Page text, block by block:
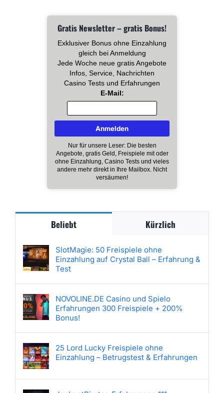
Gratis Newsletter – gratis Bonus!
Exklusiver Bonus ohne Einzahlung
gleich bei Anmeldung
Jede Woche neue gratis Angebote
Infos, Service, Nachrichten
Casino Tests und Erfahrungen
E-Mail:
Nur für unsere Leser: Die besten
Angebote, gratis Geld, Freispiele mit oder
ohne Einzahlung, Casino Tests und vieles
andere mehr direkt in Ihre Mailbox. Nicht
versäumen!
Beliebt Kürzlich
SlotMagie: 50 Freispiele ohne
Einzahlung auf Crystal Ball – Erfahrung &
Test
NOVOLINE.DE Casino und Spielo
Erfahrungen 300 Freispiele + 200%
Bonus!
25 Lord Lucky Freispiele ohne
Einzahlung – Betrugstest & Erfahrungen